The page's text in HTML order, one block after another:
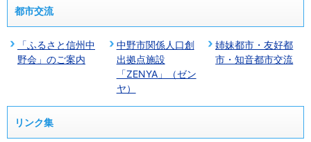
都市交流
「ふるさと信州中
野会」のご案内
中野市関係人口創
出拠点施設
「ZENYA」（ゼン
ヤ）
姉妹都市・友好都
市・知音都市交流
リンク集